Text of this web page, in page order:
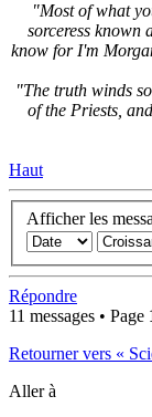
"Most of what
sorceress known
know for I'm
"The truth winds
of the Priests,
Haut
Afficher les
Répondre
11 messages • Page
Retourner vers «
Aller à